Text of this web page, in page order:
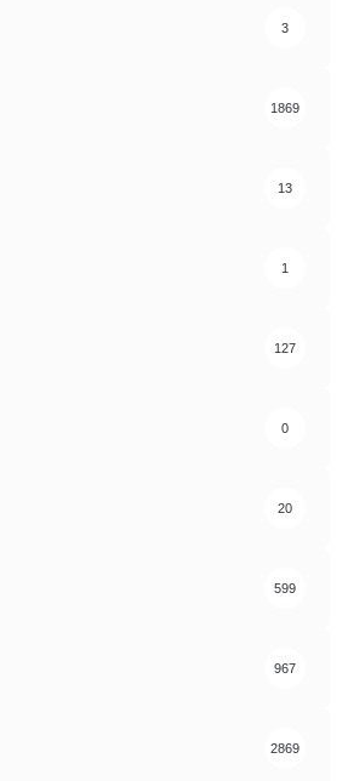
3
1869
13
1
127
0
20
599
967
2869